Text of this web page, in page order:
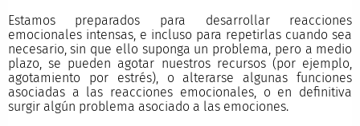
Estamos preparados para desarrollar reacciones
emocionales intensas, e incluso para repetirlas cuando sea
necesario, sin que ello suponga un problema, pero a medio
plazo, se pueden agotar nuestros recursos (por ejemplo,
agotamiento por estrés), o alterarse algunas funciones
asociadas a las reacciones emocionales, o en definitiva
surgir algún problema asociado a las emociones.